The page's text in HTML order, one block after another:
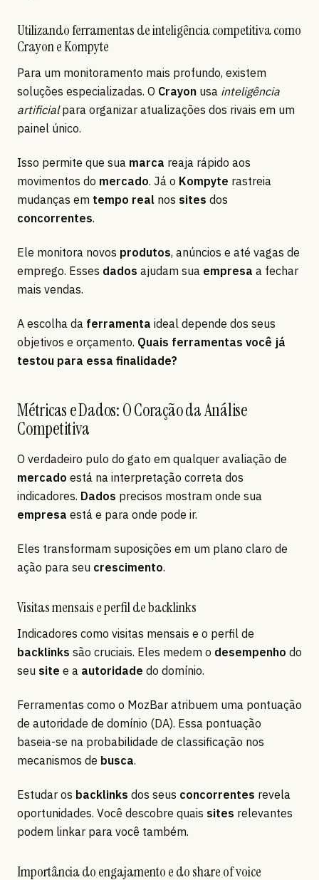
Utilizando ferramentas de inteligência competitiva como
Crayon e Kompyte
Para um monitoramento mais profundo, existem
soluções especializadas. O Crayon usa inteligência
artificialpara organizar atualizações dos rivais em um
painel único.
Isso permite que sua marca reaja rápido aos
movimentos do mercado. Já o Kompyte rastreia
mudanças em tempo real nos sites dos
concorrentes.
Ele monitora novos produtos, anúncios e até vagas de
emprego. Esses dados ajudam sua empresa a fechar
mais vendas.
A escolha da ferramenta ideal depende dos seus
objetivos e orçamento. Quais ferramentas você já
testou para essa finalidade?
Métricas e Dados: O Coração da Análise
Competitiva
O verdadeiro pulo do gato em qualquer avaliação de
mercado está na interpretação correta dos
indicadores. Dados precisos mostram onde sua
empresa está e para onde pode ir.
Eles transformam suposições em um plano claro de
ação para seu crescimento.
Visitas mensais e perfil de backlinks
Indicadores como visitas mensais e o perfil de
backlinks são cruciais. Eles medem o desempenho do
seu site e a autoridade do domínio.
Ferramentas como o MozBar atribuem uma pontuação
de autoridade de domínio (DA). Essa pontuação
baseia-se na probabilidade de classificação nos
mecanismos de busca.
Estudar os backlinks dos seus concorrentes revela
oportunidades. Você descobre quais sites relevantes
podem linkar para você também.
Importância do engajamento e do share of voice